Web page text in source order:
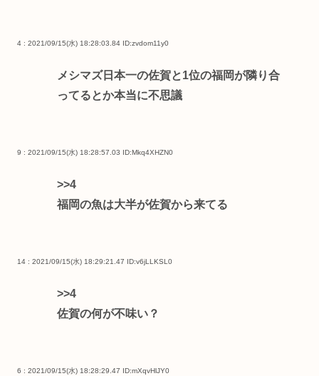
4 : 2021/09/15(水) 18:28:03.84 ID:zvdom11y0
メシマズ日本一の佐賀と1位の福岡が隣り合
ってるとか本当に不思議
9 : 2021/09/15(水) 18:28:57.03 ID:Mkq4XHZN0
>>4
福岡の魚は大半が佐賀から来てる
14 : 2021/09/15(水) 18:29:21.47 ID:v6jLLKSL0
>>4
佐賀の何が不味い？
6 : 2021/09/15(水) 18:28:29.47 ID:mXqvHlJY0